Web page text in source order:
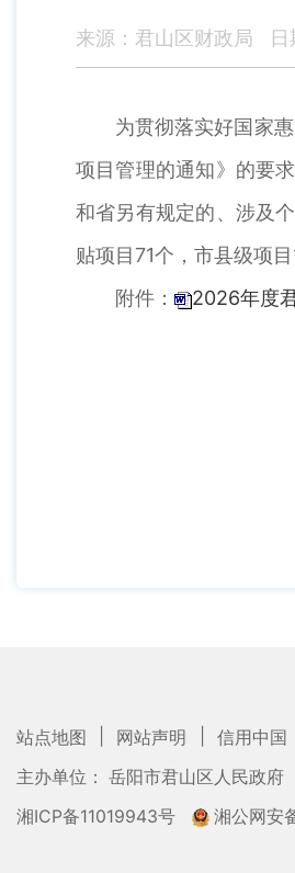
来源：君山区财政局
为贯彻落实好国家惠
项目管理的通知》的要
和省另有规定的、涉及
贴项目71个，市县级项目
附件：
2026年度
站点地图 网站声明 信用中国
主办单位： 岳阳市君山区人民政府
湘ICP备11019943号
湘公网安